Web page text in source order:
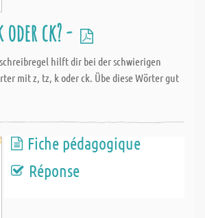
oder ck? -
hilft dir bei der schwierigen
mit z, tz, k oder ck. Übe diese Wörter gut
Fiche pédagogique
Réponse